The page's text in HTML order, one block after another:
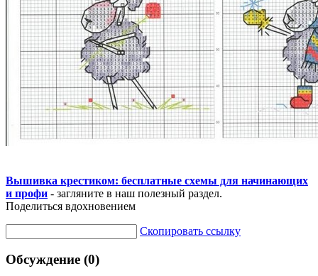
Вышивка крестиком: бесплатные схемы для начинающих
и профи - загляните в наш полезный раздел.
Поделиться вдохновением
Скопировать ссылку
Обсуждение (0)